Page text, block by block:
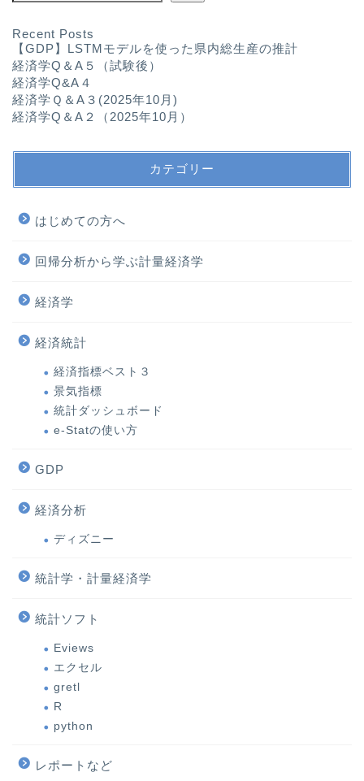
Recent Posts
【GDP】LSTMモデルを使った県内総生産の推計
経済学Q＆A５（試験後）
経済学Q&A４
経済学Ｑ＆A３(2025年10月)
経済学Q＆A２（2025年10月）
カテゴリー
はじめての方へ
回帰分析から学ぶ計量経済学
経済学
経済統計
経済指標ベスト３
景気指標
統計ダッシュボード
e-Statの使い方
GDP
経済分析
ディズニー
統計学・計量経済学
統計ソフト
Eviews
エクセル
gretl
R
python
レポートなど